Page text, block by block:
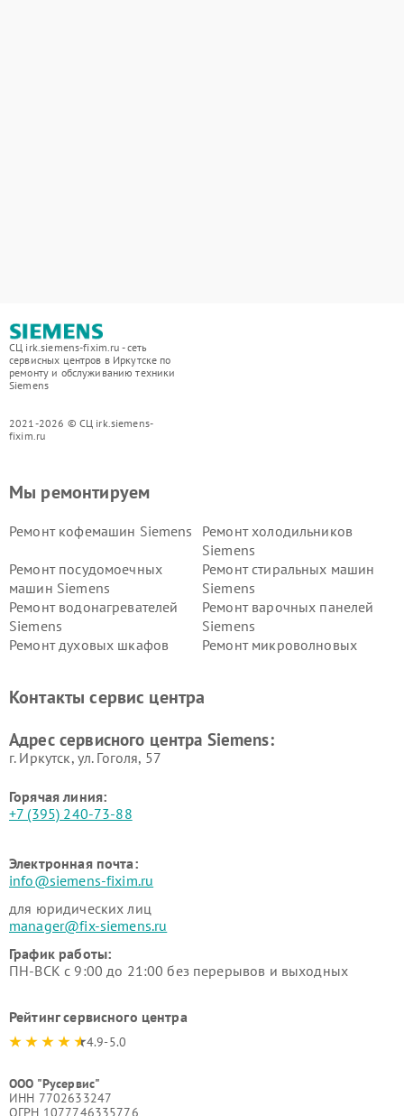
СЦ irk.siemens-fixim.ru - сеть
сервисных центров в Иркутске по
ремонту и обслуживанию техники
Siemens
2021-2026 © СЦ irk.siemens-
fixim.ru
Мы ремонтируем
Ремонт кофемашин Siemens
Ремонт холодильников
Siemens
Ремонт посудомоечных
машин Siemens
Ремонт стиральных машин
Siemens
Ремонт водонагревателей
Siemens
Ремонт варочных панелей
Siemens
Ремонт духовых шкафов
Ремонт микроволновых
Siemens
Siemens
Siemens
Siemens
Контакты сервис центра
Адрес сервисного центра Siemens:
г. Иркутск, ул. ​Гоголя, 57
Горячая линия:
+7 (395) 240-73-88
Электронная почта:
info@siemens-fixim.ru
для юридических лиц
manager@fix-siemens.ru
График работы:
ПН-ВСК с 9:00 до 21:00 без перерывов и выходных
Рейтинг сервисного центра
4.9-5.0
ООО "Русервис"
ИНН 7702633247
ОГРН 1077746335776